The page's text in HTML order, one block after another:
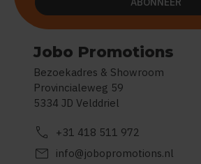
Jobo Promotions
Bezoekadres & Showroom
Provincialeweg 59
5334 JD Velddriel
call +31 418 511 972
mail info@jobopromotions.nl